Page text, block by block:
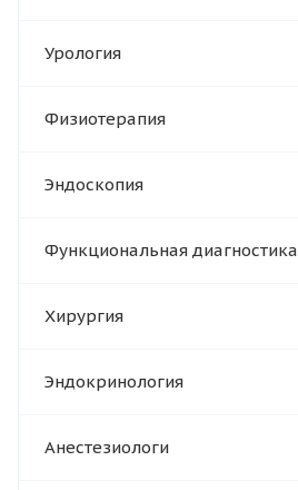
Урология
Физиотерапия
Эндоскопия
Функциональная диагностика
Хирургия
Эндокринология
Анестезиологи